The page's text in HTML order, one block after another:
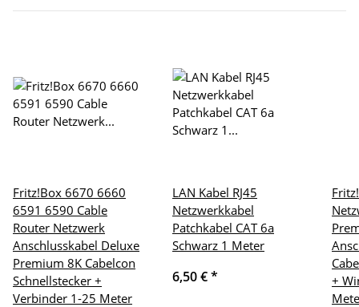
Fritz!Box 6670 6660
6591 6590 Cable
Router Netzwerk
Anschlusskabel Deluxe
Premium 8K Cabelcon
Schnellstecker +
Verbinder 1-25 Meter
LAN Kabel RJ45
Netzwerkkabel
Patchkabel CAT 6a
Schwarz 1 Meter
6,50 €*
+